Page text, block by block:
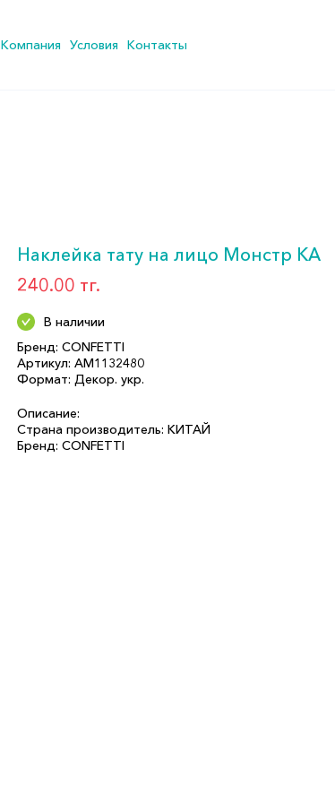
Компания Условия Контакты
Наклейка тату на лицо Монстр КА
240.00 тг.
В наличии
Бренд: CONFETTI
Артикул: АМ1132480
Формат: Декор. укр.
Описание:
Страна производитель: КИТАЙ
Бренд: CONFETTI